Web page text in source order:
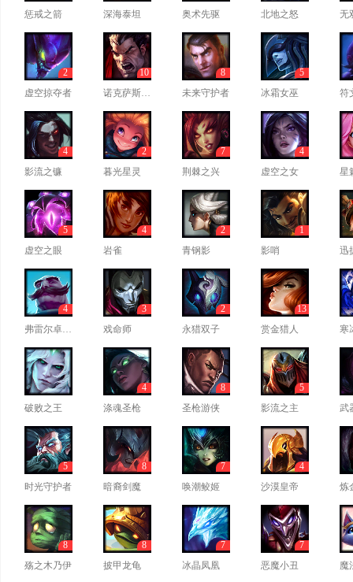
惩戒之箭
深海泰坦
奥术先驱
北地之怒
无
虚空掠夺者
2
诺克萨斯之手
10
未来守护者
8
冰霜女巫
5
符
影流之镰
4
暮光星灵
2
荆棘之兴
7
虚空之女
4
星
虚空之眼
5
岩雀
4
青钢影
2
影哨
1
迅
弗雷尔卓德之心
4
戏命师
3
永猎双子
2
赏金猎人
13
寒
破败之王 涤魂圣枪
4
圣枪游侠
8
影流之主
5
武
时光守护者
5
暗裔剑魔
8
唤潮鲛姬
7
沙漠皇帝
4
炼
殇之木乃伊
8
披甲龙龟
8
冰晶凤凰
7
恶魔小丑
7
魔